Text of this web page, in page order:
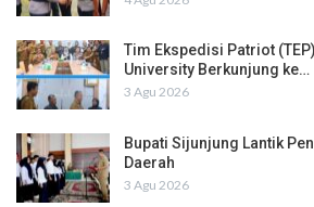
Tim Ekspedisi Patriot
University Berkunjung ke…
3 Agu 2026
Bupati Sijunjung Lantik
Daerah
3 Agu 2026